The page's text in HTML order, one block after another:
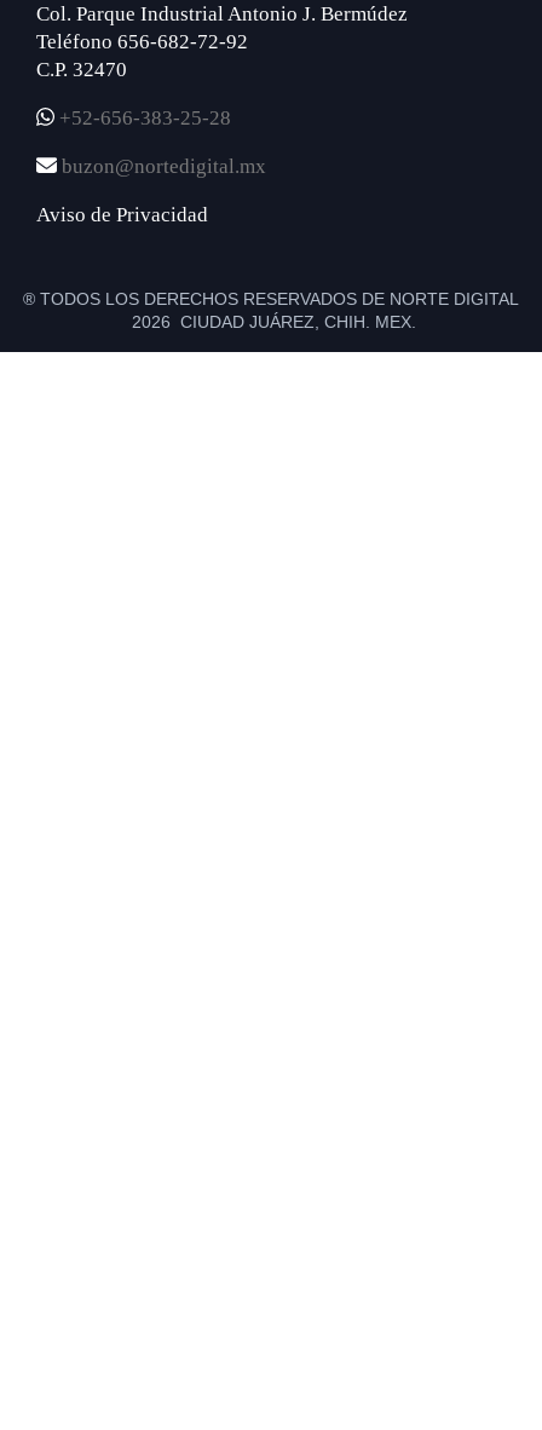
Col. Parque Industrial Antonio J. Bermúdez
Teléfono 656-682-72-92
C.P. 32470
+52-656-383-25-28
buzon@nortedigital.mx
Aviso de Privacidad
® TODOS LOS DERECHOS RESERVADOS DE NORTE DIGITAL
2026 CIUDAD JUÁREZ, CHIH. MEX.